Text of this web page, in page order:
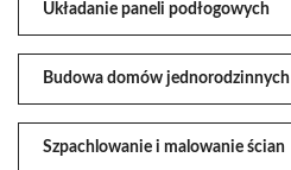
Układanie paneli podłogowych
Budowa domów jednorodzinnych
Szpachlowanie i malowanie ścian